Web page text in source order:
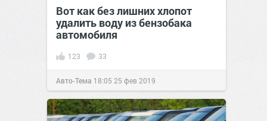
Вот как без лишних хлопот
удалить воду из бензобака
автомобиля
123 33
Авто-Тема 18:05 25 фев 2019